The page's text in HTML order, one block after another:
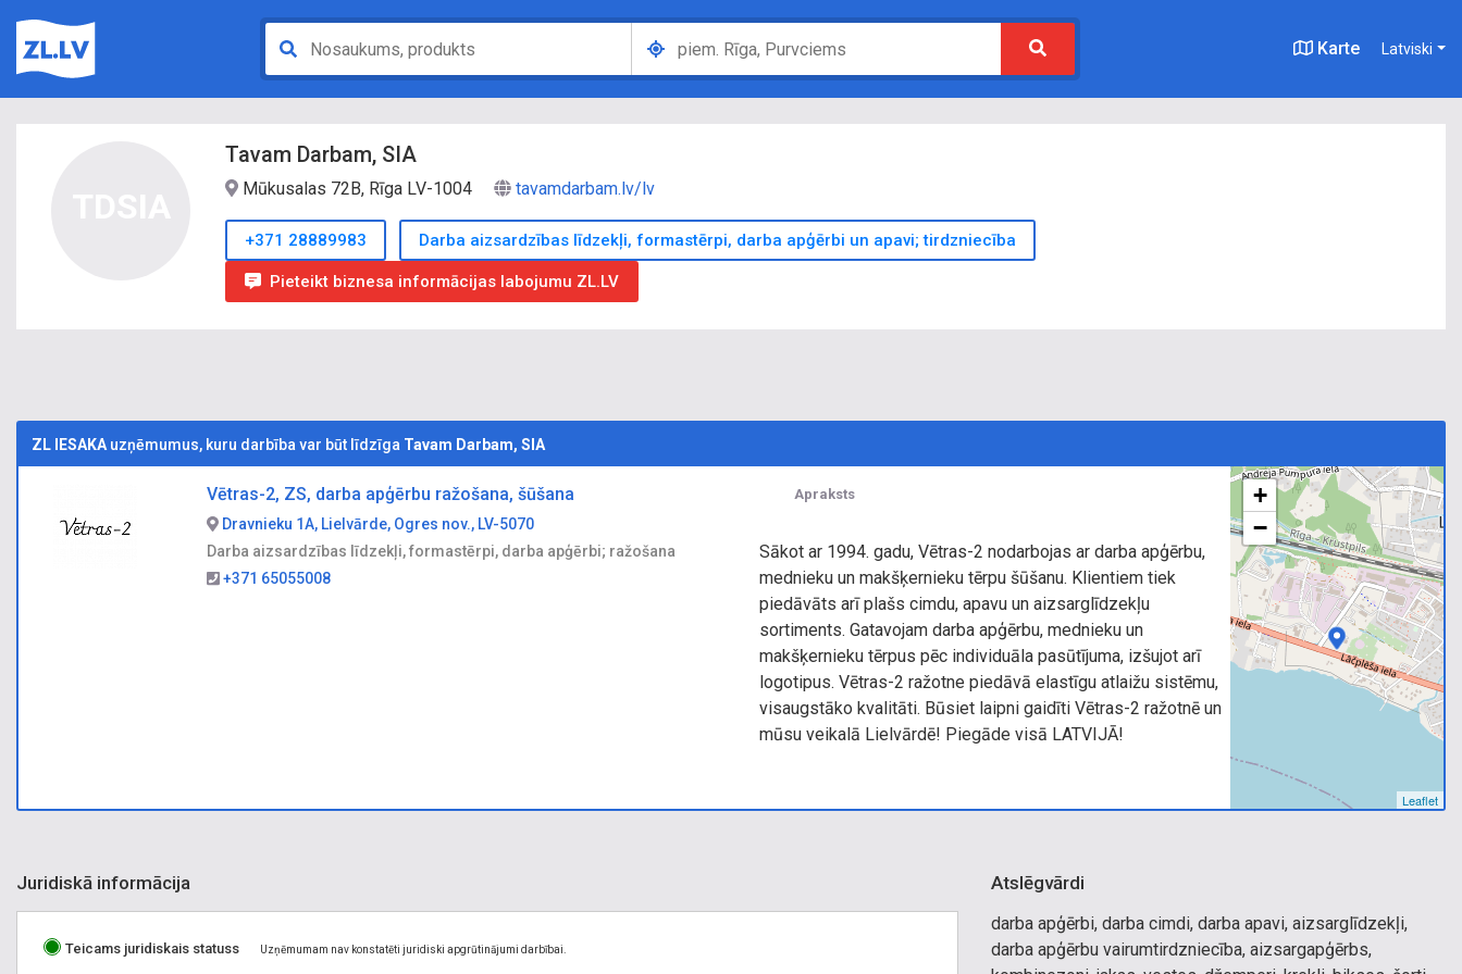
Karte Latviski
Tavam Darbam, SIA
Mūkusalas 72B, Rīga LV-1004 tavamdarbam.lv/lv
+371 28889983 Darba aizsardzības līdzekļi, formastērpi, darba apģērbi un apavi; tirdzniecība
Pieteikt biznesa informācijas labojumu ZL.LV
ZL IESAKA uzņēmumus, kuru darbība var būt līdzīga Tavam Darbam, SIA
Vētras-2, ZS, darba apģērbu ražošana, šūšana
Dravnieku 1A, Lielvārde, Ogres nov., LV-5070
Darba aizsardzības līdzekļi, formastērpi, darba apģērbi; ražošana
+371 65055008
Apraksts
Sākot ar 1994. gadu, Vētras-2 nodarbojas ar darba apģērbu,
mednieku un makšķernieku tērpu šūšanu. Klientiem tiek
piedāvāts arī plašs cimdu, apavu un aizsarglīdzekļu
sortiments. Gatavojam darba apģērbu, mednieku un
makšķernieku tērpus pēc individuāla pasūtījuma, izšujot arī
logotipus. Vētras-2 ražotne piedāvā elastīgu atlaižu sistēmu,
visaugstāko kvalitāti. Būsiet laipni gaidīti Vētras-2 ražotnē un
mūsu veikalā Lielvārdē! Piegāde visā LATVIJĀ!
+
−
Leaflet
Juridiskā informācija
Teicams juridiskais statuss Uzņēmumam nav konstatēti juridiski apgrūtinājumi darbībai.
Atslēgvārdi
darba apģērbi, darba cimdi, darba apavi, aizsarglīdzekļi,
darba apģērbu vairumtirdzniecība, aizsargapģērbs,